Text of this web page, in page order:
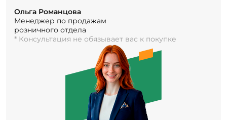
Ольга Романцова
Менеджер по продажам
розничного отдела
* Консультация не обязывает вас к покупке